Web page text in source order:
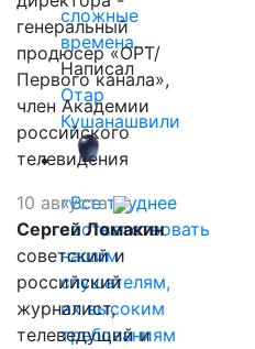
сложные
времена…
Написал
Отар
Кушанашвили
«Все труднее
соответствовать
нашим
слушателям,
их высоким
требованиям
генеральный
продюсер «ОРТ/
Первого канала»,
член Академии
российского
телевидения
10 августа
Сергей Ломакин
советский и
российский
журналист,
телеведущий и